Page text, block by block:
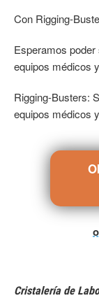
Con Rigging-
Esperamos
equipos médicos
Rigging-Busters:
equipos médicos
Cristalería de